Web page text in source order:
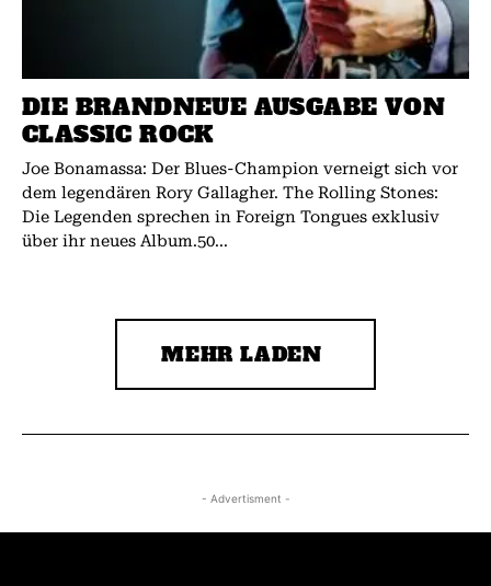
DIE BRANDNEUE AUSGABE VON
CLASSIC ROCK
Joe Bonamassa: Der Blues-Champion verneigt sich vor
dem legendären Rory Gallagher. The Rolling Stones:
Die Legenden sprechen in Foreign Tongues exklusiv
über ihr neues Album.50...
MEHR LADEN
- Advertisment -